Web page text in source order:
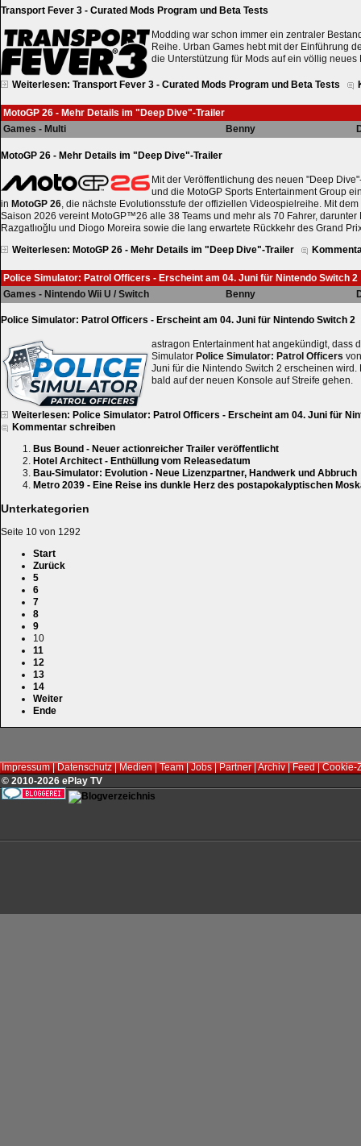
Transport Fever 3 - Curated Mods Program und Beta Tests
Modding war schon immer ein zentraler
Reihe. Urban Games hebt mit der Einführung
die Unterstützung für Mods auf ein völlig neues
Weiterlesen: Transport Fever 3 - Curated Mods Program und Beta Tests
MotoGP 26 - Mehr Details im "Deep Dive"-Trailer
Games - Multi
Benny
MotoGP 26 - Mehr Details im "Deep Dive"-Trailer
Mit der Veröffentlichung des neuen "Deep
und die MotoGP Sports Entertainment Group
in MotoGP 26 , die nächste Evolutionsstufe der offiziellen Videospielreihe. Mit
Saison 2026 vereint MotoGP™26 alle 38 Teams und mehr als 70 Fahrer, darunter
Razgatlıoğlu und Diogo Moreira sowie die lang erwartete Rückkehr des Grand
Weiterlesen: MotoGP 26 - Mehr Details im "Deep Dive"-Trailer
Police Simulator: Patrol Officers - Erscheint am 04. Juni für Nintendo Switch 2
Games - Nintendo Wii U / Switch
Benny
Police Simulator: Patrol Officers - Erscheint am 04. Juni für Nintendo Switch 2
astragon Entertainment hat angekündigt, dass
Simulator Police Simulator: Patrol Officers
Juni für die Nintendo Switch 2 erscheinen wird.
bald auf der neuen Konsole auf Streife gehen.
Weiterlesen: Police Simulator: Patrol Officers - Erscheint am 04. Juni für
Kommentar schreiben
Bus Bound - Neuer actionreicher Trailer veröffentlicht
Hotel Architect - Enthüllung vom Releasedatum
Bau-Simulator: Evolution - Neue Lizenzpartner, Handwerk und Abbruch
Metro 2039 - Eine Reise ins dunkle Herz des postapokalyptischen
Unterkategorien
Seite 10 von 1292
Start
Zurück
5
6
7
8
9
10
11
12
13
14
Weiter
Ende
Impressum|Datenschutz|Medien|Team|Jobs|Partner|Archiv|Feed|Cookie-
© 2010-2026 ePlay TV